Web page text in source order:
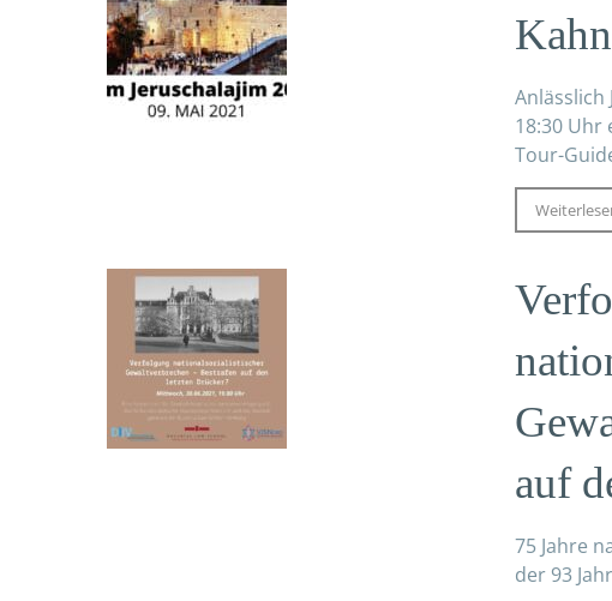
Kahn
Anlässlich
18:30 Uhr
Tour-
auf
75 Jahre
der 93